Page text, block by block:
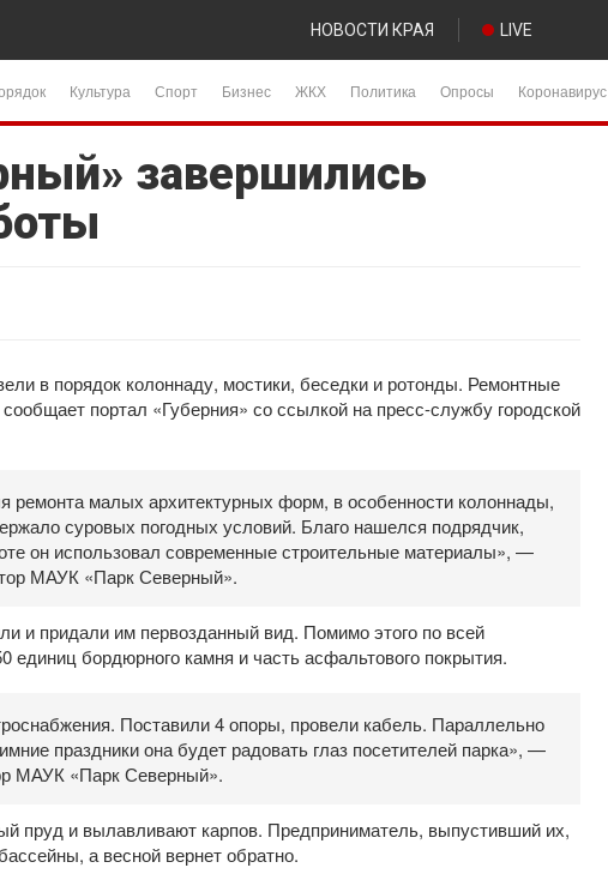
НОВОСТИ КРАЯ LIVE
Культура Спорт Бизнес ЖКХ Политика Опросы Коронавирус
завершились
в порядок колоннаду, мостики, беседки и ротонды. Ремонтные
портал «Губерния» со ссылкой на пресс-службу городской
ремонта малых архитектурных форм, в особенности колоннады,
суровых погодных условий. Благо нашелся подрядчик,
он использовал современные строительные материалы», —
МАУК «Парк Северный».
и придали им первозданный вид. Помимо этого по всей
единиц бордюрного камня и часть асфальтового покрытия.
Поставили 4 опоры, провели кабель. Параллельно
праздники она будет радовать глаз посетителей парка», —
МАУК «Парк Северный».
пруд и вылавливают карпов. Предприниматель, выпустивший их,
а весной вернет обратно.